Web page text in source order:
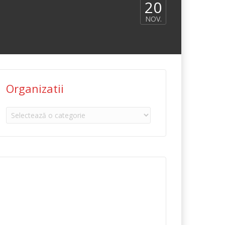
20
NOV.
Organizatii
Organizatii